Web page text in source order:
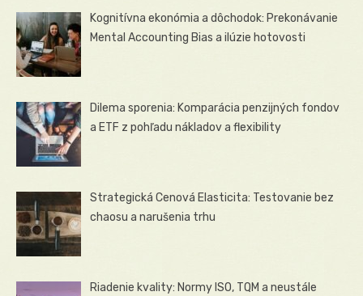
Kognitívna ekonómia a dôchodok: Prekonávanie
Mental Accounting Bias a ilúzie hotovosti
Dilema sporenia: Komparácia penzijných fondov
a ETF z pohľadu nákladov a flexibility
Strategická Cenová Elasticita: Testovanie bez
chaosu a narušenia trhu
Riadenie kvality: Normy ISO, TQM a neustále